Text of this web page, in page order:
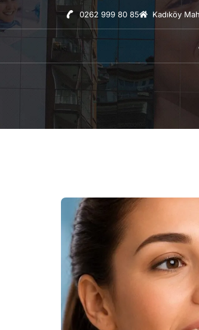
0262 999 80 85 Kadıköy